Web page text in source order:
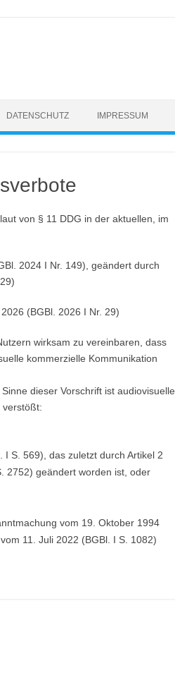
DATENSCHUTZ IMPRESSUM
von § 11 DDG in der aktuellen, im
2024 I Nr. 149), geändert durch
(BGBl. 2026 I Nr. 29)
wirksam zu vereinbaren, dass
kommerzielle Kommunikation
dieser Vorschrift ist audiovisuelle
verstößt:
I S. 569), das zuletzt durch Artikel 2
2752) geändert worden ist, oder
vom 19. Oktober 1994
11. Juli 2022 (BGBl. I S. 1082)